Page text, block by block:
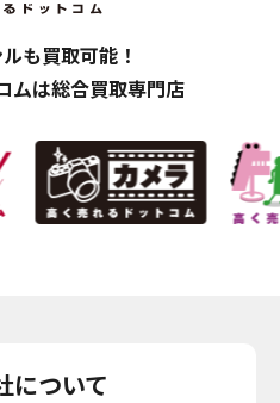
も買取可能！
ムは総合買取専門店
について